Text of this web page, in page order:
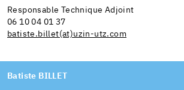
Responsable Technique Adjoint
06 10 04 01 37
batiste.billet(at)uzin-utz.com
Batiste BILLET